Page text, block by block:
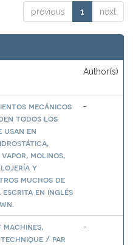
previous 1 next
Author(s)
mecánicos
todos los
usan en
molinos,
y
muchos de
escrita en inglés
-
/ par
-